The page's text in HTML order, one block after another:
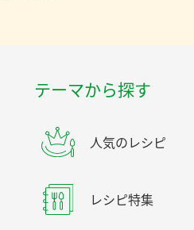
テーマから探す
人気のレシピ
レシピ特集